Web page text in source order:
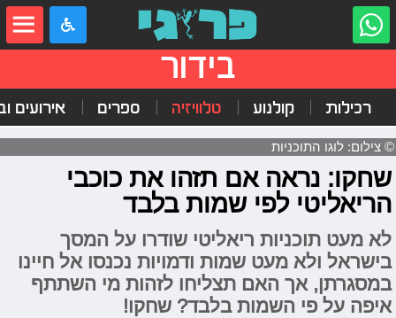
בידור
רכילות קולנוע טלוויזיה ספרים אירועים
© צילום: לוגו התוכניות
שחקו: נראה אם תזהו את כוכבי
הריאליטי לפי שמות בלבד
לא מעט תוכניות ריאליטי שודרו על המסך
בישראל ולא מעט שמות ודמויות נכנסו אל חיינו
במסגרתן, אך האם תצליחו לזהות מי השתתף
איפה על פי השמות בלבד? שחקו!